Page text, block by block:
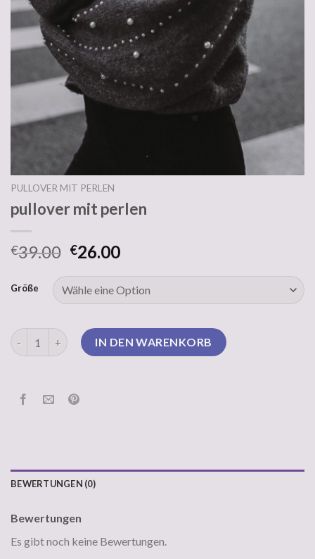
PULLOVER MIT PERLEN
pullover mit perlen
€39.00 €26.00
Größe
pullover mit perlen MengeIN DEN WARENKORB
BEWERTUNGEN (0)
Bewertungen
Es gibt noch keine Bewertungen.